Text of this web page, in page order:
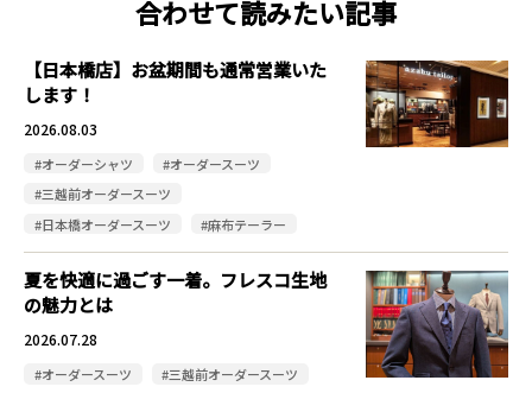
合わせて読みたい記事
【日本橋店】お盆期間も通常営業いた
します！
2026.08.03
#オーダーシャツ
#オーダースーツ
#三越前オーダースーツ
#日本橋オーダースーツ
#麻布テーラー
夏を快適に過ごす一着。フレスコ生地
の魅力とは
2026.07.28
#オーダースーツ
#三越前オーダースーツ